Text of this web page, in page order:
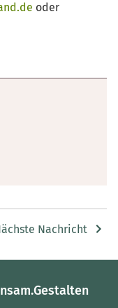
oder
Nachricht